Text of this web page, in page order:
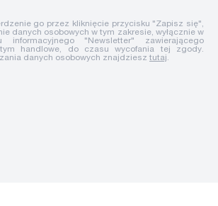
go przez kliknięcie przycisku "Zapisz się",
danych osobowych w tym zakresie, wyłącznie w
"Newsletter" zawierającego
handlowe, do czasu wycofania tej zgody.
danych osobowych znajdziesz tutaj.